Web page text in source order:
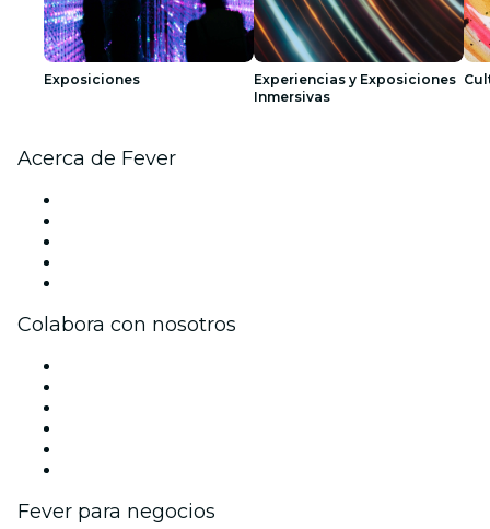
Exposiciones
Experiencias y Exposiciones
Inmersivas
Acerca de Fever
Colabora con nosotros
Fever para negocios